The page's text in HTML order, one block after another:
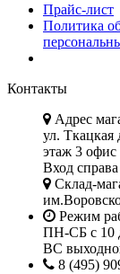
Прайс-лист
Политика
Контакты
Адрес
ул. Ткацкая
этаж 3 офис
Вход справа
Склад-
Режим
ПН-СБ с 10
ВС
8 (495)